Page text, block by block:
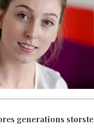
generations største